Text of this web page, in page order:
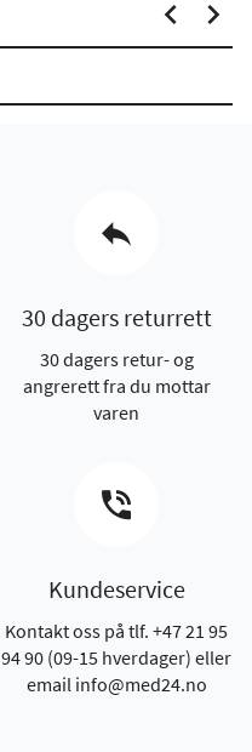
30 dagers returrett
30 dagers retur- og
angrerett fra du mottar
varen
Kundeservice
Kontakt oss på tlf. +47 21 95
94 90 (09-15 hverdager) eller
email info@med24.no